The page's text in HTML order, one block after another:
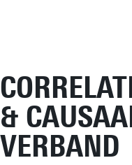
&
VERBAND